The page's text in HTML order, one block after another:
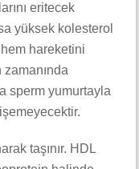
eritecek
yüksek kolesterol
hem hareketini
zamanında
sperm yumurtayla
taşınır. HDL